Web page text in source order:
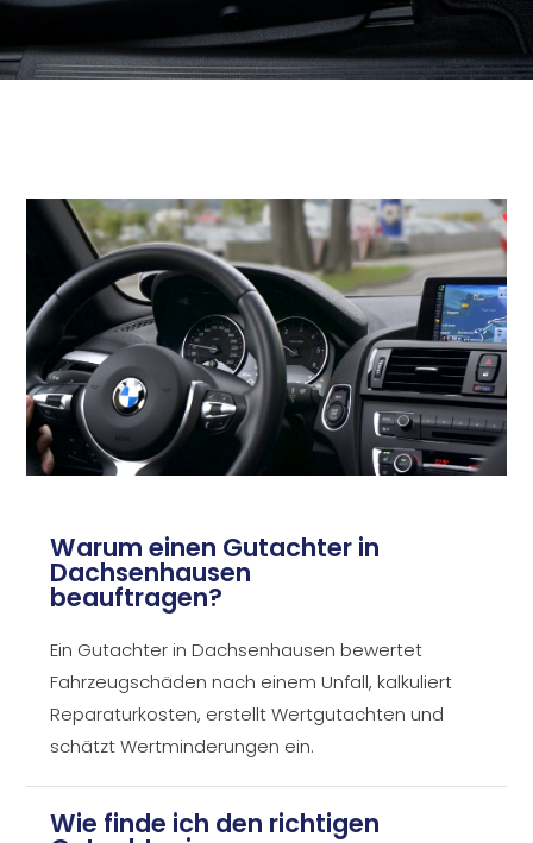
Warum einen Gutachter in
Dachsenhausen
beauftragen?
Ein Gutachter in Dachsenhausen bewertet
Fahrzeugschäden nach einem Unfall, kalkuliert
Reparaturkosten, erstellt Wertgutachten und
schätzt Wertminderungen ein.
Wie finde ich den richtigen